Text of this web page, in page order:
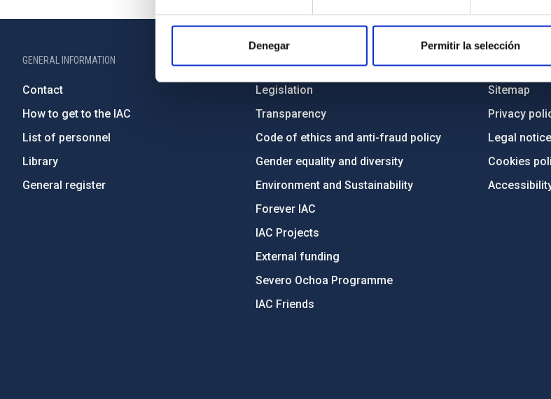
Denegar Permitir la selección
GENERAL INFORMATION
Contact
How to get to the IAC
List of personnel
Library
General register
Legislation
Transparency
Code of ethics and anti-fraud policy
Gender equality and diversity
Environment and Sustainability
Forever IAC
IAC Projects
External funding
Severo Ochoa Programme
IAC Friends
Sitemap
Privacy
Legal notice
Cookies